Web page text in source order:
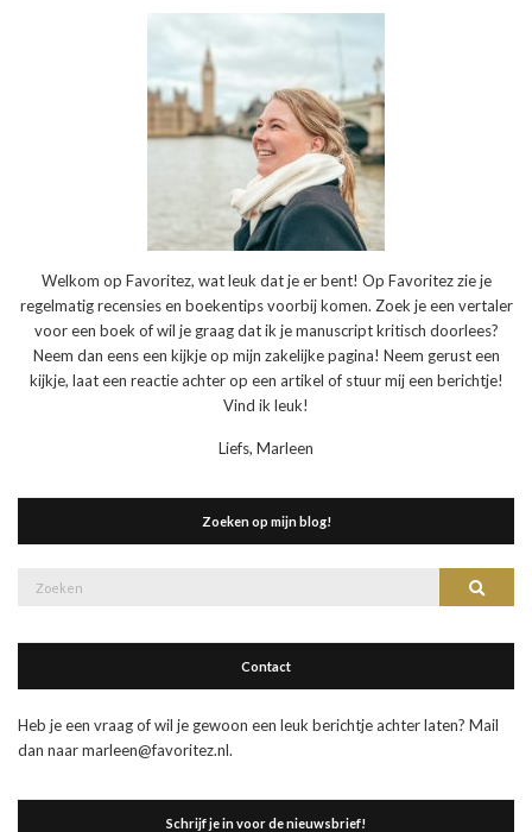
Welkom op Favoritez, wat leuk dat je er bent! Op Favoritez zie je
regelmatig recensies en boekentips voorbij komen. Zoek je een vertaler
voor een boek of wil je graag dat ik je manuscript kritisch doorlees?
Neem dan eens een kijkje op mijn zakelijke pagina! Neem gerust een
kijkje, laat een reactie achter op een artikel of stuur mij een berichtje!
Vind ik leuk!
Liefs, Marleen
Zoeken op mijn blog!
Contact
Heb je een vraag of wil je gewoon een leuk berichtje achter laten? Mail
dan naar marleen@favoritez.nl.
Schrijf je in voor de nieuwsbrief!